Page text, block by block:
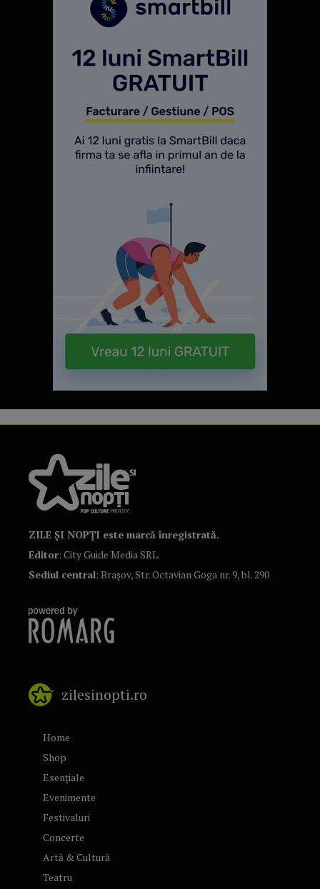
ZILE ȘI NOPȚI este marcă înregistrată.
Editor: City Guide Media SRL.
Sediul central: Brașov, Str. Octavian Goga nr. 9, bl. 290
zilesinopti.ro
Home
Shop
Esențiale
Evenimente
Festivaluri
Concerte
Artă & Cultură
Teatru